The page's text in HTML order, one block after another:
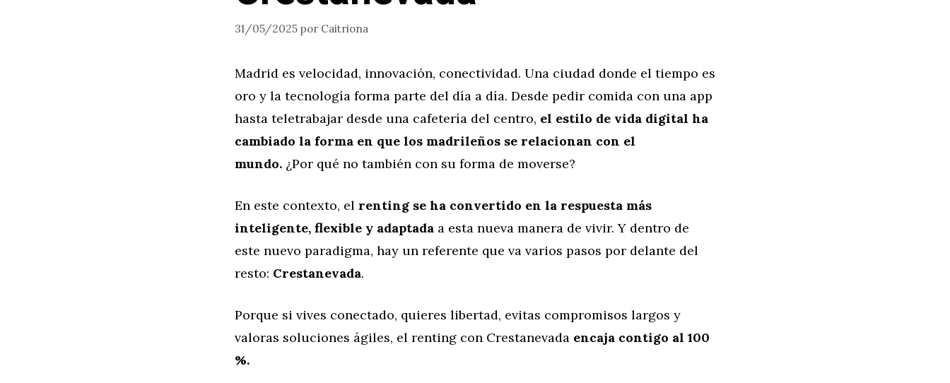
31/05/2025 por Caitriona
Madrid es velocidad, innovación, conectividad. Una ciudad donde el tiempo es
oro y la tecnología forma parte del día a día. Desde pedir comida con una app
hasta teletrabajar desde una cafetería del centro, el estilo de vida digital ha
cambiado la forma en que los madrileños se relacionan con el
mundo. ¿Por qué no también con su forma de moverse?
En este contexto, el renting se ha convertido en la respuesta más
inteligente, flexible y adaptada a esta nueva manera de vivir. Y dentro de
este nuevo paradigma, hay un referente que va varios pasos por delante del
resto: Crestanevada.
Porque si vives conectado, quieres libertad, evitas compromisos largos y
valoras soluciones ágiles, el renting con Crestanevada encaja contigo al 100
%.